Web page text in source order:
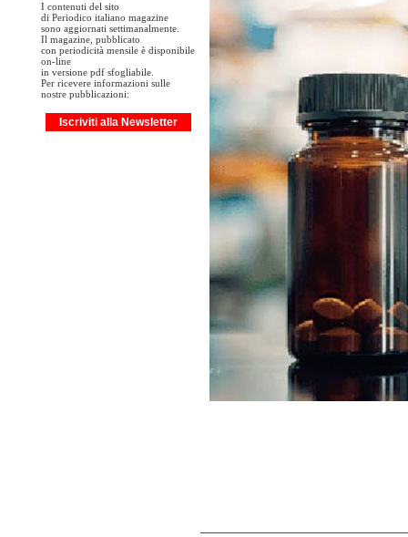
I contenuti del sito
di Periodico italiano magazine
sono aggiornati settimanalmente.
Il magazine, pubblicato
con periodicità mensile è disponibile
on-line
in versione pdf sfogliabile.
Per ricevere informazioni sulle
nostre pubblicazioni:
Iscriviti alla Newsletter